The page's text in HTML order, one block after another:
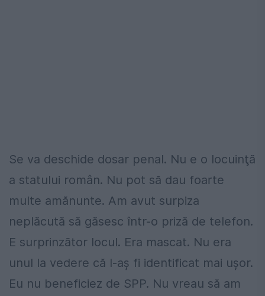
Se va deschide dosar penal. Nu e o locuinţă
a statului român. Nu pot să dau foarte
multe amănunte. Am avut surpiza
neplăcută să găsesc într-o priză de telefon.
E surprinzător locul. Era mascat. Nu era
unul la vedere că l-aş fi identificat mai uşor.
Eu nu beneficiez de SPP. Nu vreau să am